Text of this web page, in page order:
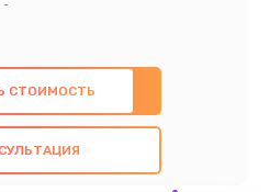
знаниями и
качественный ремонт с
компонентов, а
всех
цель - предоставить
СТОИМОСТЬ